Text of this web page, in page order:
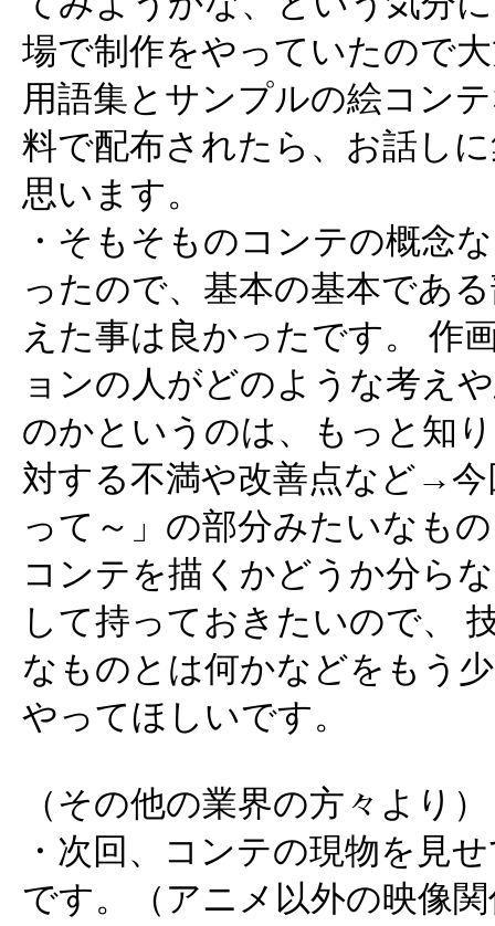
場で制作をやっていたので
用語集とサンプルの絵コン
料で配布されたら、お話し
思います。
・そもそものコンテの概念
ったので、基本の基本であ
えた事は良かったです。 作
ョンの人がどのような考え
のかというのは、もっと知
対する不満や改善点など→
って～」の部分みたいなも
コンテを描くかどうか分ら
して持っておきたいので、
なものとは何かなどをもう
やってほしいです。
（その他の業界の方々より）
・次回、コンテの現物を見
です。（アニメ以外の映像